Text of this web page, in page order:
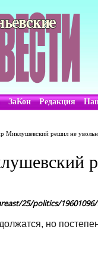
ЗаКон Редакция
Миклушевский решил не
25/politics/
но